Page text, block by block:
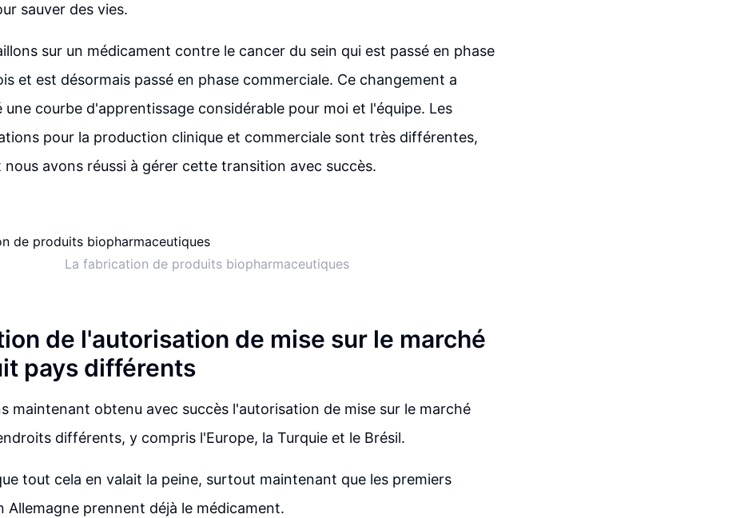
sauver des vies.
sur un médicament contre le cancer du sein qui est passé en phase
et est désormais passé en phase commerciale. Ce changement a
une courbe d'apprentissage considérable pour moi et l'équipe. Les
pour la production clinique et commerciale sont très différentes,
nous avons réussi à gérer cette transition avec succès.
La fabrication de produits biopharmaceutiques
de l'autorisation de mise sur le marché
pays différents
maintenant obtenu avec succès l'autorisation de mise sur le marché
différents, y compris l'Europe, la Turquie et le Brésil.
tout cela en valait la peine, surtout maintenant que les premiers
Allemagne prennent déjà le médicament.